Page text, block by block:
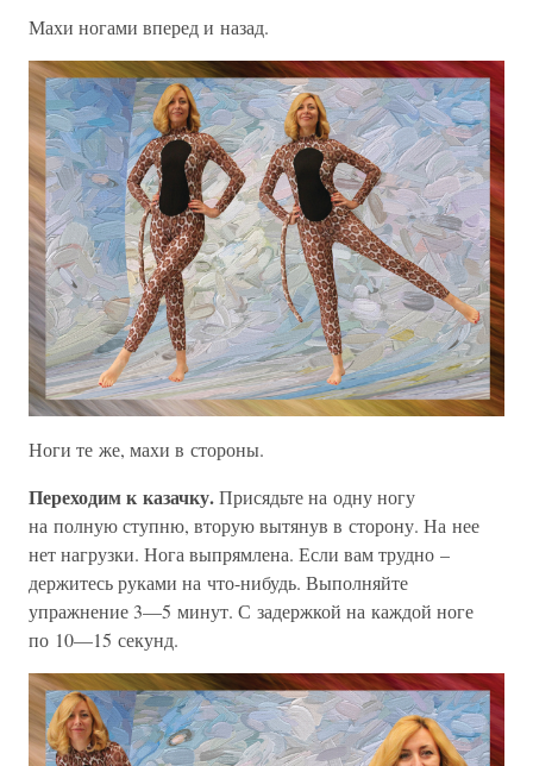
Махи ногами вперед и назад.
Ноги те же, махи в стороны.
Переходим к казачку.Присядьте на одну ногу
на полную ступню, вторую вытянув в сторону. На нее
нет нагрузки. Нога выпрямлена. Если вам трудно –
держитесь руками на что-нибудь. Выполняйте
упражнение 3—5 минут. С задержкой на каждой ноге
по 10—15 секунд.